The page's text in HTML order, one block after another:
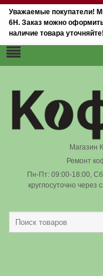
Уважаемые покупатели!
6Н. Заказ можно
наличие товара уточняйте!
Магазин
Ремонт
Пн-Пт: 09:00-18:00,
круглосуточно